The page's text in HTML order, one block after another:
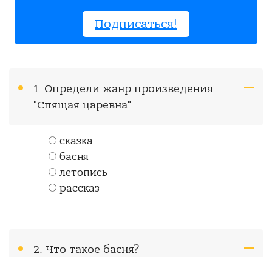
Подписаться!
1. Определи жанр произведения
"Спящая царевна"
сказка
басня
летопись
рассказ
2. Что такое басня?